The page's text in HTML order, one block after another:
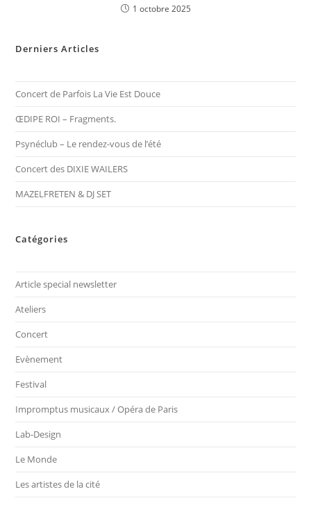
1 octobre 2025
Derniers Articles
Concert de Parfois La Vie Est Douce
ŒDIPE ROI – Fragments.
Psynéclub – Le rendez-vous de l’été
Concert des DIXIE WAILERS
MAZELFRETEN & DJ SET
Catégories
Article special newsletter
Ateliers
Concert
Evènement
Festival
Impromptus musicaux / Opéra de Paris
Lab-Design
Le Monde
Les artistes de la cité